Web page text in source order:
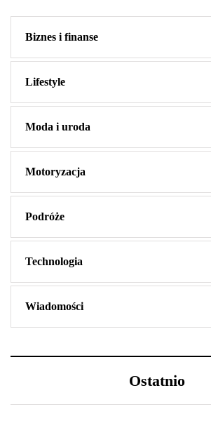
Biznes i finanse
Lifestyle
Moda i uroda
Motoryzacja
Podróże
Technologia
Wiadomości
Ostatnio